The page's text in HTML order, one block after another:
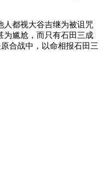
都视大谷吉继为被诅咒
为尴尬，而只有石田三成
合战中，以命相报石田三